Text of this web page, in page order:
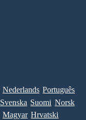
Nederlands Português
Svenska Suomi Norsk
Magyar Hrvatski